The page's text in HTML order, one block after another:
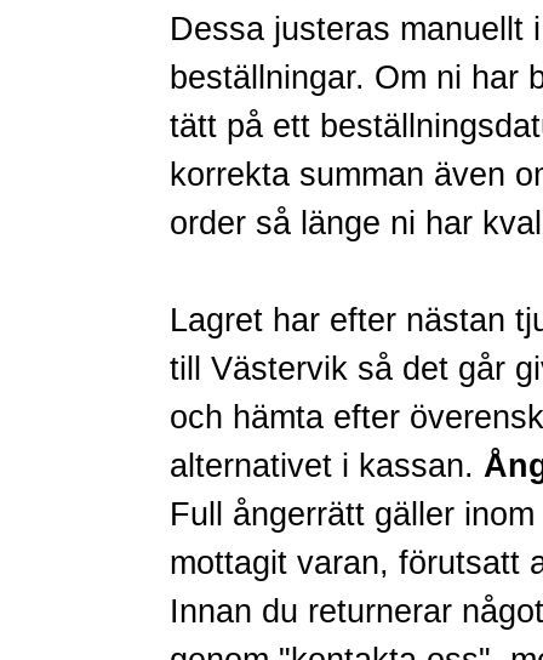
Dessa justeras manuellt
beställningar. Om ni har
tätt på ett
korrekta summan även
order så länge ni har
Lagret har efter nästan
till Västervik så det går
och hämta efter
alternativet i kassan.
Full ångerrätt gäller
mottagit varan, förutsatt
Innan du returnerar